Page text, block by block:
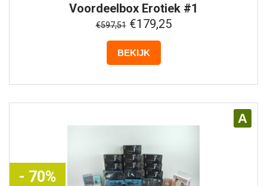
Voordeelbox Erotiek #1
€597,51€179,25
BEKIJK
A
- 70%